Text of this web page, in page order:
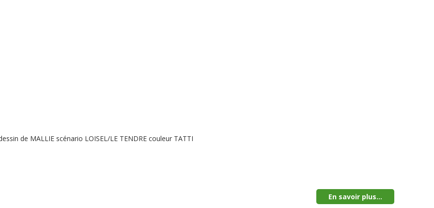
de MALLIE scénario LOISEL/LE TENDRE couleur TATTI
En savoir plus...